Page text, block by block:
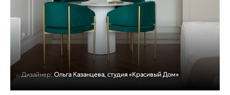
Дизайнер: Ольга Казанцева, студия «Красивый Дом»